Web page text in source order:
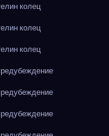
колец
колец
колец